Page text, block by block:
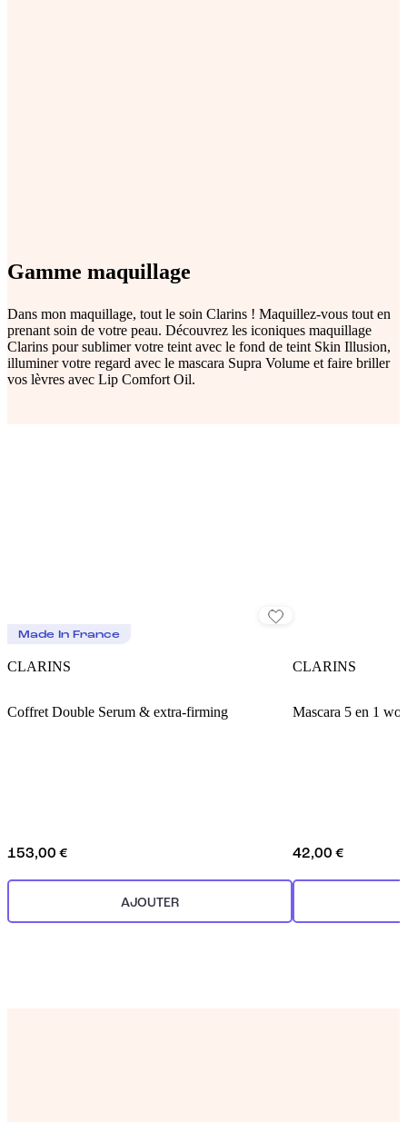
Gamme maquillage
Dans mon maquillage, tout le soin Clarins ! Maquillez-vous tout en
prenant soin de votre peau. Découvrez les iconiques maquillage
Clarins pour sublimer votre teint avec le fond de teint Skin Illusion,
illuminer votre regard avec le mascara Supra Volume et faire briller
vos lèvres avec Lip Comfort Oil.
Made In France
CLARINS
Coffret Double Serum & extra-firming
153,00 €
AJOUTER
CLARINS
Mascara 5 en 1
42,00 €